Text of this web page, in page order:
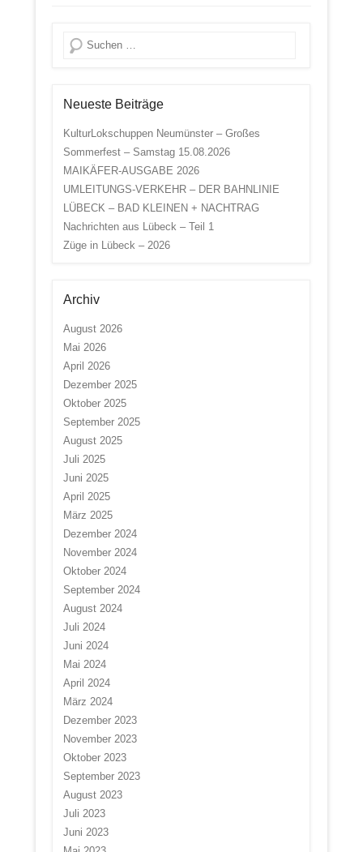
Suche
Neueste Beiträge
KulturLokschuppen Neumünster – Großes
Sommerfest – Samstag 15.08.2026
MAIKÄFER-AUSGABE 2026
UMLEITUNGS-VERKEHR – DER BAHNLINIE
LÜBECK – BAD KLEINEN + NACHTRAG
Nachrichten aus Lübeck – Teil 1
Züge in Lübeck – 2026
Archiv
August 2026
Mai 2026
April 2026
Dezember 2025
Oktober 2025
September 2025
August 2025
Juli 2025
Juni 2025
April 2025
März 2025
Dezember 2024
November 2024
Oktober 2024
September 2024
August 2024
Juli 2024
Juni 2024
Mai 2024
April 2024
März 2024
Dezember 2023
November 2023
Oktober 2023
September 2023
August 2023
Juli 2023
Juni 2023